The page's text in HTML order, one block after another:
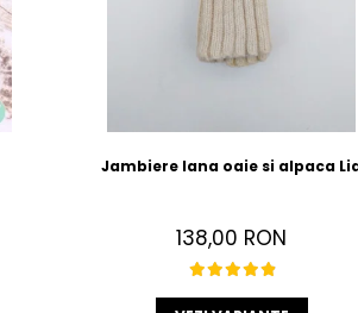
Jambiere lana oaie si alpaca
138,00 RON